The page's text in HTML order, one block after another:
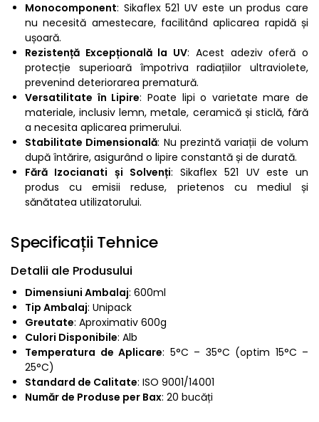
Monocomponent: Sikaflex 521 UV este un produs care
nu necesită amestecare, facilitând aplicarea rapidă și
ușoară.
Rezistență Excepțională la UV: Acest adeziv oferă o
protecție superioară împotriva radiațiilor ultraviolete,
prevenind deteriorarea prematură.
Versatilitate în Lipire: Poate lipi o varietate mare de
materiale, inclusiv lemn, metale, ceramică și sticlă, fără
a necesita aplicarea primerului.
Stabilitate Dimensională: Nu prezintă variații de volum
după întărire, asigurând o lipire constantă și de durată.
Fără Izocianati și Solvenți: Sikaflex 521 UV este un
produs cu emisii reduse, prietenos cu mediul și
sănătatea utilizatorului.
Specificații Tehnice
Detalii ale Produsului
Dimensiuni Ambalaj: 600ml
Tip Ambalaj: Unipack
Greutate: Aproximativ 600g
Culori Disponibile: Alb
Temperatura de Aplicare: 5°C – 35°C (optim 15°C –
25°C)
Standard de Calitate: ISO 9001/14001
Număr de Produse per Bax: 20 bucăți